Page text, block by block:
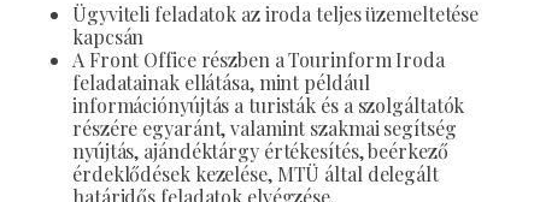
Ügyviteli feladatok az iroda teljes üzemeltetése
kapcsán
A Front Office részben a Tourinform Iroda
feladatainak ellátása, mint például
információnyújtás a turisták és a szolgáltatók
részére egyaránt, valamint szakmai segítség
nyújtás, ajándéktárgy értékesítés, beérkező
érdeklődések kezelése, MTÜ által delegált
határidős feladatok elvégzése.